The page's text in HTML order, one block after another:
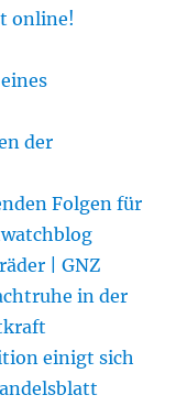
online!
der
Folgen für
| GNZ
in der
einigt sich